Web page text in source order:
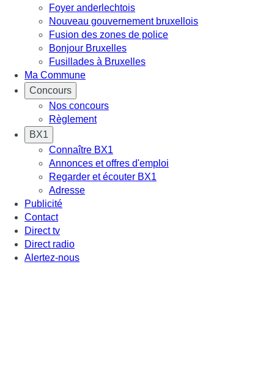
Foyer anderlechtois
Nouveau gouvernement bruxellois
Fusion des zones de police
Bonjour Bruxelles
Fusillades à Bruxelles
Ma Commune
Concours
Nos concours
Règlement
BX1
Connaître BX1
Annonces et offres d'emploi
Regarder et écouter BX1
Adresse
Publicité
Contact
Direct tv
Direct radio
Alertez-nous